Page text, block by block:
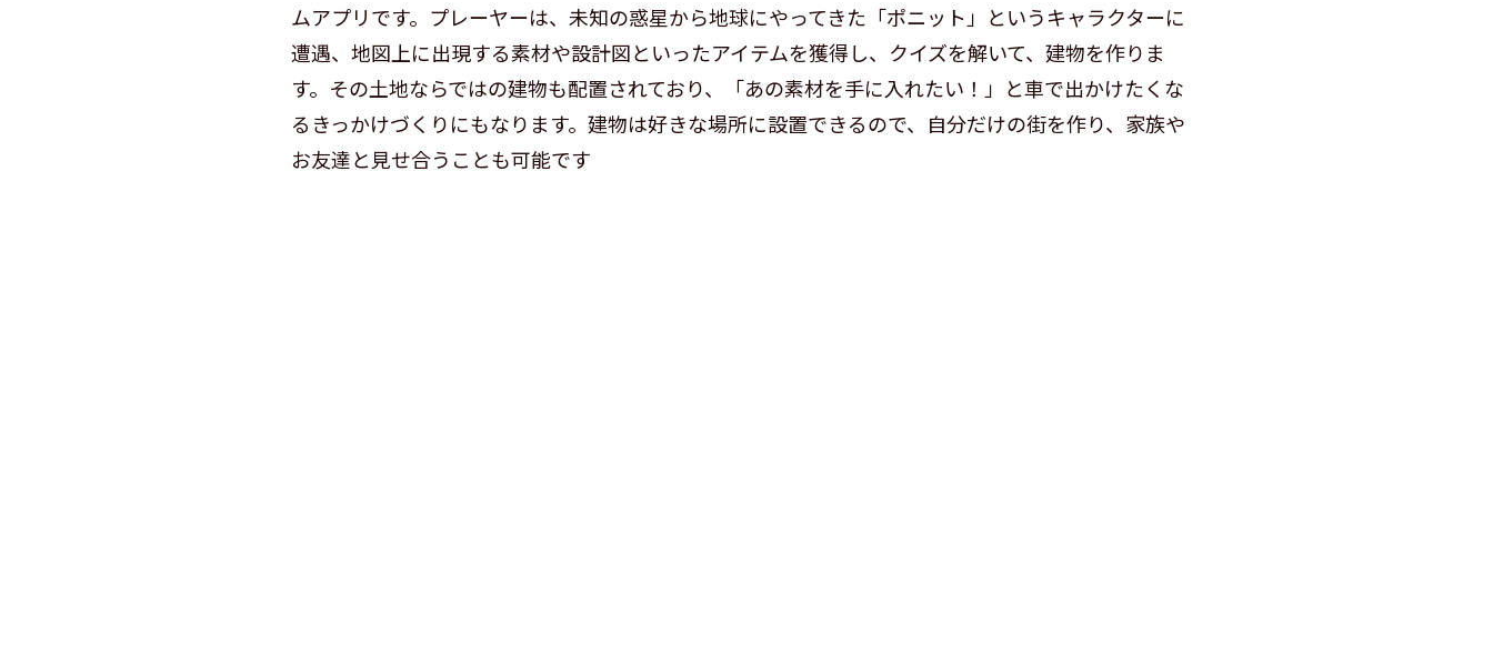
ムアプリです。プレーヤーは、未知の惑星から地球にやってきた「ポニット」というキャラクターに
遭遇、地図上に出現する素材や設計図といったアイテムを獲得し、クイズを解いて、建物を作りま
す。その土地ならではの建物も配置されており、「あの素材を手に入れたい！」と車で出かけたくな
るきっかけづくりにもなります。建物は好きな場所に設置できるので、自分だけの街を作り、家族や
お友達と見せ合うことも可能です